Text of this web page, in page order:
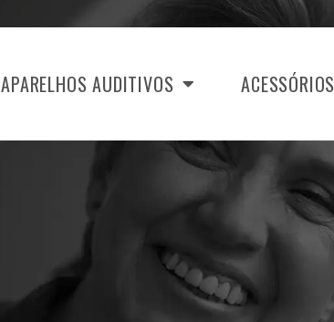
APARELHOS AUDITIVOS ACESSÓRIOS